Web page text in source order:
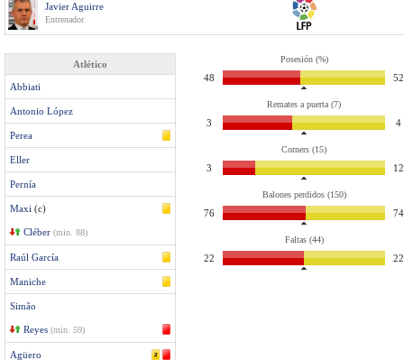
Javier Aguirre
Entrenador
Atlético
Abbiati
Antonio López
Perea
Eller
Pernía
Maxi (c)
Cléber (min. 88)
Raúl García
Maniche
Simão
Reyes (min. 59)
Agüero
Posesión (%)
48 52
Remates a puerta (7)
3 4
Corners (15)
3 12
Balones perdidos (150)
76 74
Faltas (44)
22 22